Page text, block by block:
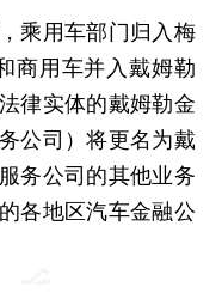
用车部门归入梅
商用车并入戴姆勒
律实体的戴姆勒金
公司）将更名为戴
务公司的其他业务
各地区汽车金融公